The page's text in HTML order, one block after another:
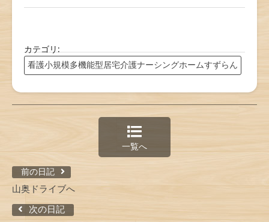
カテゴリ:
看護小規模多機能型居宅介護ナーシングホームすずらん
一覧へ
次の日記
前の日記
山奥ドライブへ